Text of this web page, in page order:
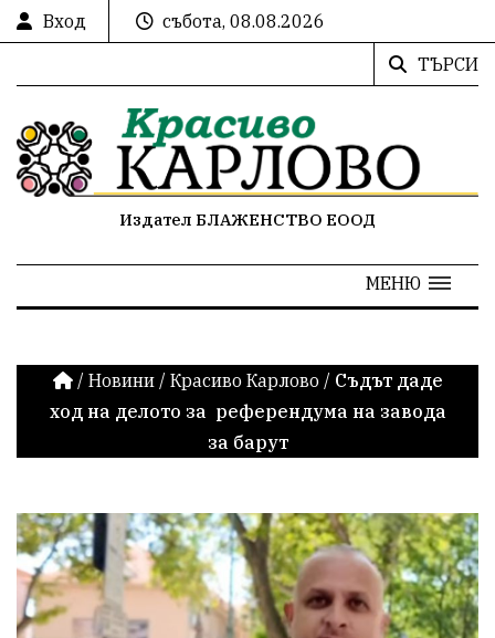
Вход
събота, 08.08.2026
ТЪРСИ
Издател БЛАЖЕНСТВО ЕООД
МЕНЮ
/ Новини / Красиво Карлово / Съдът даде
ход на делото за референдума на завода
за барут